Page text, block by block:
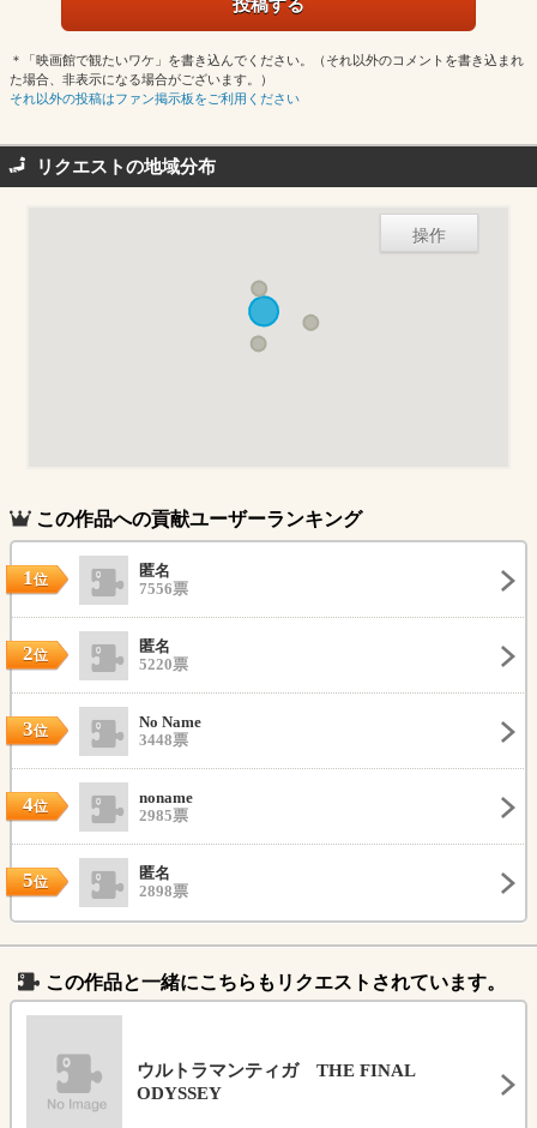
＊「映画館で観たいワケ」を書き込んでください。（それ以外のコメントを書き込まれ
た場合、非表示になる場合がございます。）
それ以外の投稿はファン掲示板をご利用ください
リクエストの地域分布
操作
この作品への貢献ユーザーランキング
1位
匿名
7556票
2位
匿名
5220票
3位
No Name
3448票
4位
noname
2985票
5位
匿名
2898票
この作品と一緒にこちらもリクエストされています。
ウルトラマンティガ THE FINAL
ODYSSEY